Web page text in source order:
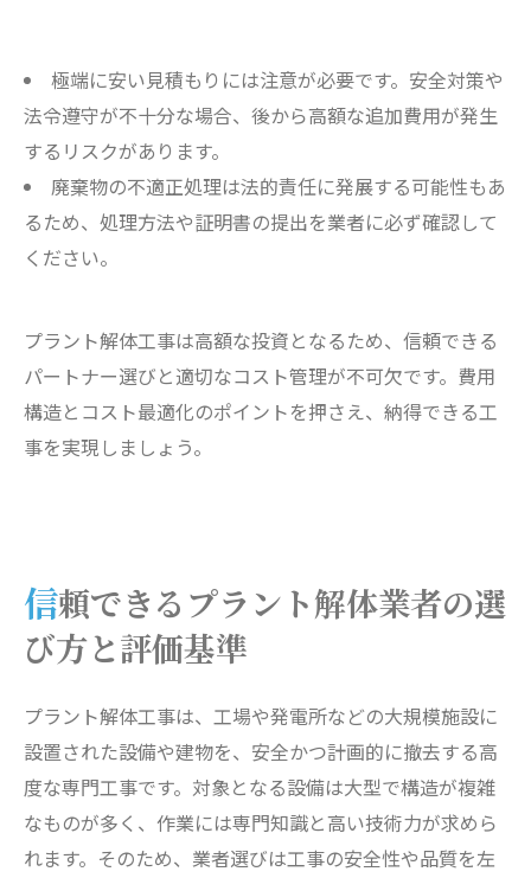
極端に安い見積もりには注意が必要です。安全対策や
法令遵守が不十分な場合、後から高額な追加費用が発生
するリスクがあります。
廃棄物の不適正処理は法的責任に発展する可能性もあ
るため、処理方法や証明書の提出を業者に必ず確認して
ください。
プラント解体工事は高額な投資となるため、信頼できる
パートナー選びと適切なコスト管理が不可欠です。費用
構造とコスト最適化のポイントを押さえ、納得できる工
事を実現しましょう。
信頼できるプラント解体業者の選
び方と評価基準
プラント解体工事は、工場や発電所などの大規模施設に
設置された設備や建物を、安全かつ計画的に撤去する高
度な専門工事です。対象となる設備は大型で構造が複雑
なものが多く、作業には専門知識と高い技術力が求めら
れます。そのため、業者選びは工事の安全性や品質を左